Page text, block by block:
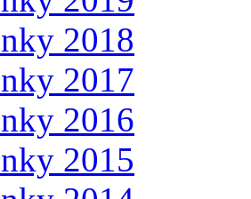
2018
2017
2016
2015